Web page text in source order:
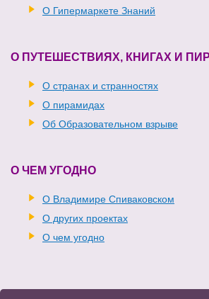
О Гипермаркете Знаний
О ПУТЕШЕСТВИЯХ, КНИГАХ И
О странах и странностях
О пирамидах
Об Образовательном взрыве
О ЧЕМ УГОДНО
О Владимире Спиваковском
О других проектах
О чем угодно